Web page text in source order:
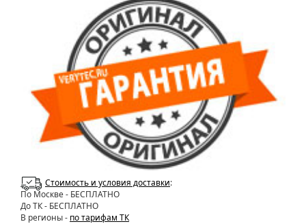
Стоимость и условия доставки:
По Москве- БЕСПЛАТНО
До ТК - БЕСПЛАТНО
В регионы - по тарифам ТК